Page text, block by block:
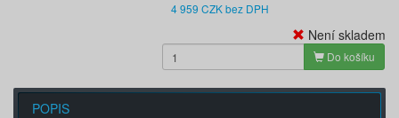
4 959 CZK bez DPH
Není skladem
Do košíku
POPIS